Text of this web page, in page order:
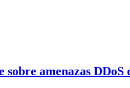
amenazas